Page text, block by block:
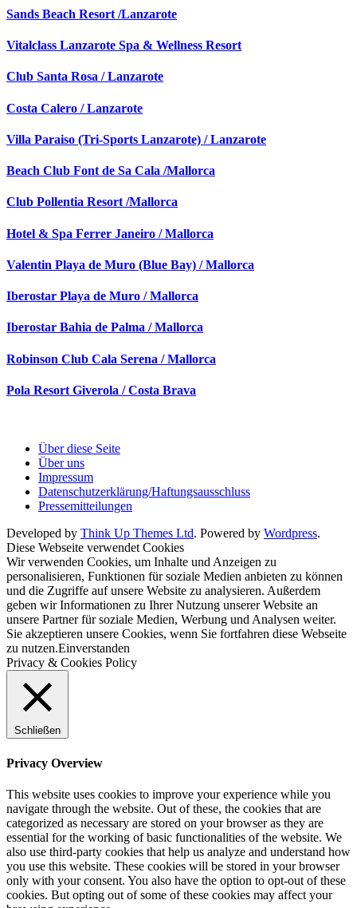
Sands Beach Resort /Lanzarote
Vitalclass Lanzarote Spa & Wellness Resort
Club Santa Rosa / Lanzarote
Costa Calero / Lanzarote
Villa Paraiso (Tri-Sports Lanzarote) / Lanzarote
Beach Club Font de Sa Cala /Mallorca
Club Pollentia Resort /Mallorca
Hotel & Spa Ferrer Janeiro / Mallorca
Valentin Playa de Muro (Blue Bay) / Mallorca
Iberostar Playa de Muro / Mallorca
Iberostar Bahia de Palma / Mallorca
Robinson Club Cala Serena / Mallorca
Pola Resort Giverola / Costa Brava
Über diese Seite
Über uns
Impressum
Datenschutzerklärung/Haftungsausschluss
Pressemitteilungen
Developed by Think Up Themes Ltd. Powered by Wordpress.
Diese Webseite verwendet Cookies
Wir verwenden Cookies, um Inhalte und Anzeigen zu
personalisieren, Funktionen für soziale Medien anbieten zu können
und die Zugriffe auf unsere Website zu analysieren. Außerdem
geben wir Informationen zu Ihrer Nutzung unserer Website an
unsere Partner für soziale Medien, Werbung und Analysen weiter.
Sie akzeptieren unsere Cookies, wenn Sie fortfahren diese Webseite
zu nutzen.Einverstanden
Privacy & Cookies Policy
Schließen
Privacy Overview
This website uses cookies to improve your experience while you
navigate through the website. Out of these, the cookies that are
categorized as necessary are stored on your browser as they are
essential for the working of basic functionalities of the website. We
also use third-party cookies that help us analyze and understand how
you use this website. These cookies will be stored in your browser
only with your consent. You also have the option to opt-out of these
cookies. But opting out of some of these cookies may affect your